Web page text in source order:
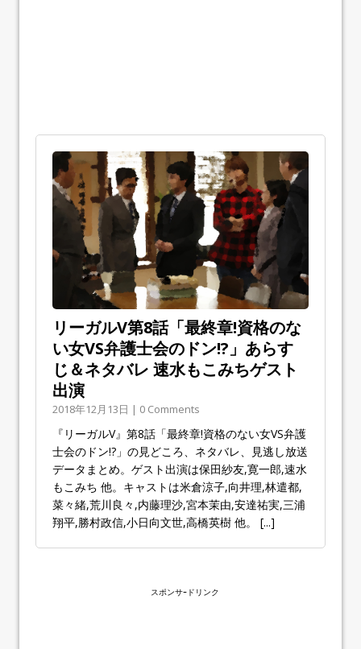
リーガルV第8話「最終章!資格のな
い女VS弁護士会のドン!?」あらす
じ＆ネタバレ 速水もこみちゲスト
出演
2018年12月13日 | 0 Comments
『リーガルV』第8話「最終章!資格のない女VS弁護
士会のドン!?」の見どころ、ネタバレ、見逃し放送
データまとめ。ゲスト出演は保田紗友,寛一郎,速水
もこみち 他。キャストは米倉涼子,向井理,林遣都,
菜々緒,荒川良々,内藤理沙,宮本茉由,安達祐実,三浦
翔平,勝村政信,小日向文世,高橋英樹 他。 [...]
スポンサｰドリンク